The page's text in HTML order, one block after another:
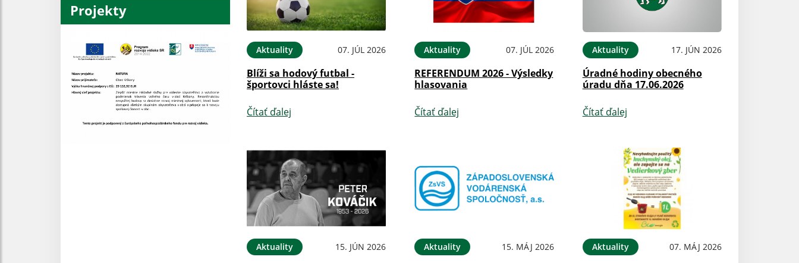
Projekty
Aktuality 07. JÚL 2026
Blíži sa hodový futbal -
športovci hláste sa!
Čítať ďalej
Aktuality 07. JÚL 2026
REFERENDUM 2026 - Výsledky
hlasovania
Čítať ďalej
Aktuality 17. JÚN 2026
Úradné hodiny obecného
úradu dňa 17.06.2026
Čítať ďalej
Aktuality 15. JÚN 2026 Aktuality 15. MÁJ 2026 Aktuality 07. MÁJ 2026